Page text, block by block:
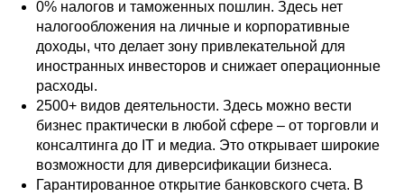
0% налогов и таможенных пошлин. Здесь нет
налогообложения на личные и корпоративные
доходы, что делает зону привлекательной для
иностранных инвесторов и снижает операционные
расходы.
2500+ видов деятельности. Здесь можно вести
бизнес практически в любой сфере – от торговли и
консалтинга до IT и медиа. Это открывает широкие
возможности для диверсификации бизнеса.
Гарантированное открытие банковского счета. В